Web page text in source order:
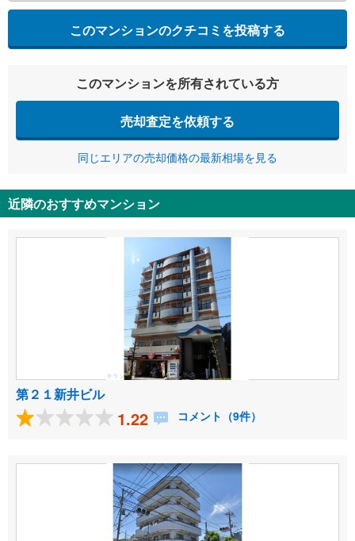
このマンションのクチコミを投稿する
このマンションを所有されている方
売却査定を依頼する
同じエリアの売却価格の最新相場を見る
近隣のおすすめマンション
第２１新井ビル
1.22 コメント（9件）